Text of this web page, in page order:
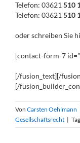
Telefon: 03621 510
Telefon: 03621 510
oder schreiben Sie
[contact-form-7
[/fusion_text][/
[/
Von Carsten Oehlmann
Gesellschaftsrecht |